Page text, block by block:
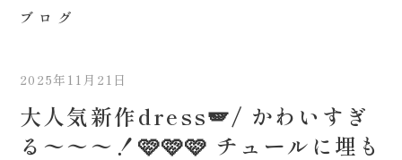
About us
Retouch
フォトレタッチ
Studio
キャンペーン・お知らせ
Blog
ブログ
2025年11月21日
大人気新作dress🪽/ かわいすぎ
る〜〜〜！🩷🩷🩷 チュールに埋も